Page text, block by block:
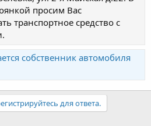
просим Вас
транспортное средство с
собственник автомобиля
для ответа.